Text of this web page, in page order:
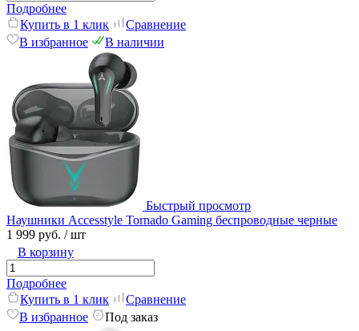
Подробнее
Купить в 1 клик
Сравнение
В избранное
В наличии
Быстрый просмотр
Наушники Accesstyle Tornado Gaming беспроводные черные
1 999 руб. / шт
В корзину
Подробнее
Купить в 1 клик
Сравнение
В избранное
Под заказ